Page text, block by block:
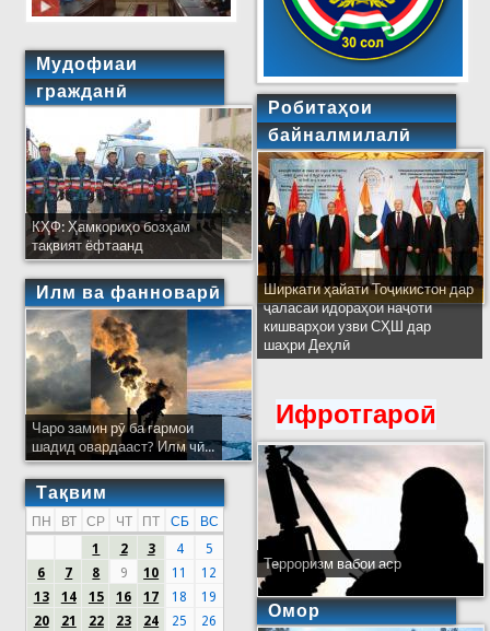
Мудофиаи
гражданӣ
КҲФ: Ҳамкориҳо бозҳам
тақвият ёфтаанд
Илм ва фанноварӣ
Чаро замин рӯ ба гармои
шадид овардааст? Илм чӣ...
Тақвим
ПН ВТ СР ЧТ ПТ СБ
ВС
1
2 3 4
5
6
7 8 9 10 11
12
13
14 15 16 17 18
19
20
21 22 23 24 25
26
Робитаҳои
байналмилалӣ
Ширкати ҳайати Тоҷикистон дар
ҷаласаи идораҳои наҷоти
кишварҳои узви СҲШ дар
шаҳри Деҳлӣ
Ифротгароӣ
Терроризм вабои аср
Омор